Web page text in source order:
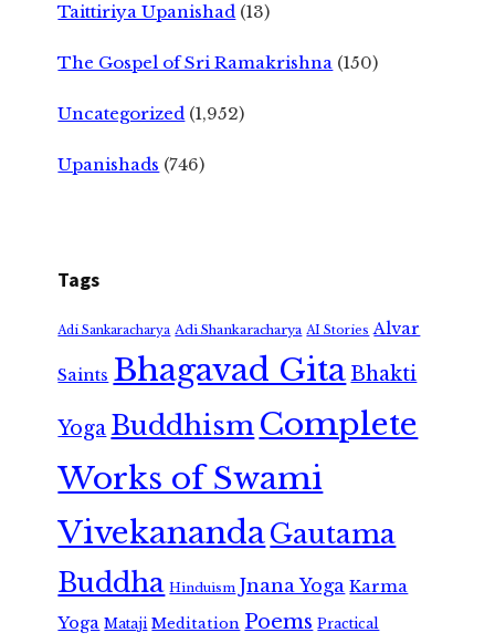
Taittiriya Upanishad (13)
The Gospel of Sri Ramakrishna (150)
Uncategorized (1,952)
Upanishads (746)
Tags
Adi Sankaracharya Adi Shankaracharya AI Stories Alvar
Saints Bhagavad GitaBhakti
Yoga Buddhism Complete
Works of Swami
VivekanandaGautama
Buddha Hinduism Jnana Yoga Karma
Yoga Mataji Meditation Poems Practical